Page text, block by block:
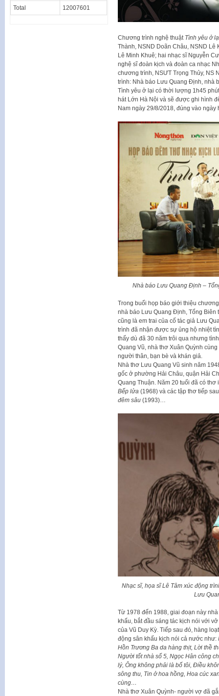
Chương trình nghệ thuật Tình yêu ở
Thành, NSND Doãn Châu, NSND Lê
Lê Minh Khuê; hai nhạc sĩ Nguyễn
nghệ sĩ đoàn kịch và đoàn ca nhạc
chương trình, NSƯT Trọng Thủy,
trình: Nhà báo Lưu Quang Định, nhà
Tình yêu ở lại có thời lượng 1h45
hát Lớn Hà Nội và sẽ được ghi hình
Nam ngày 29/8/2018, đúng vào ngày
Nhà báo Lưu Quang Định –
Trong buổi họp báo giới thiệu
nhà báo Lưu Quang Định, Tổng Biên
cũng là em trai của cố tác giả Lưu
trình đã nhận được sự ủng hộ nhiệt
thấy dù đã 30 năm trôi qua nhưng
Quang Vũ, nhà thơ Xuân Quỳnh
người thân, bạn bè và khán giả.
Nhà thơ Lưu Quang Vũ sinh năm
gốc ở phường Hải Châu, quận Hải
Quang Thuận. Năm 20 tuổi đã có
Bếp lửa(1968) và các tập thơ tiếp
đêm sâu(1993)…
Nhạc sĩ, họa sĩ Lê Tâm xúc động
Lưu
Từ 1978 đến 1988, giai đoạn này
khấu, bắt đầu sáng tác kịch nói với
của Vũ Duy Kỳ. Tiếp sau đó, hàng
động sân khấu kịch nói cả nước như:
Hồn Trương Ba da hàng thịt, Lời thề
Người tốt nhà số 5, Ngọc Hân công
lý, Ông không phải là bố tôi, Điều
sông thu, Tin ở hoa hồng, Hoa cúc
cùng…
Nhà thơ Xuân Quỳnh- người vợ đã
Total 12007601